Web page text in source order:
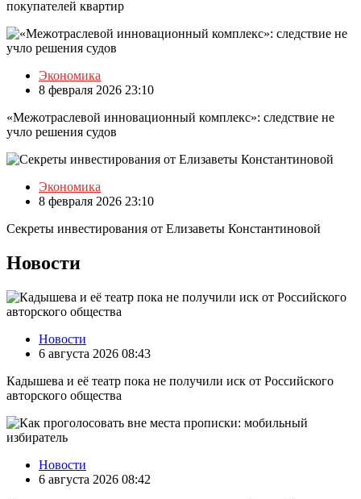
покупателей квартир
Экономика
8 февраля 2026 23:10
«Межотраслевой инновационный комплекс»: следствие не
учло решения судов
Экономика
8 февраля 2026 23:10
Секреты инвестирования от Елизаветы Константиновой
Новости
Новости
6 августа 2026 08:43
Кадышева и её театр пока не получили иск от Российского
авторского общества
Новости
6 августа 2026 08:42